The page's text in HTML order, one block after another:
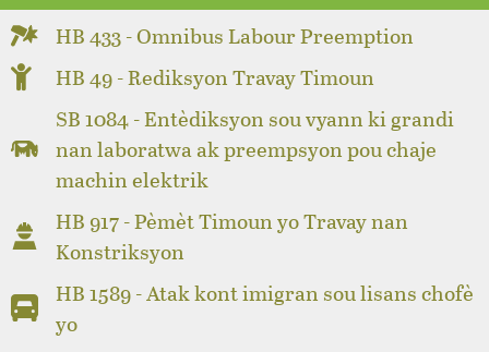
HB 433 - Omnibus Labour Preemption
HB 49 - Rediksyon Travay Timoun
SB 1084 - Entèdiksyon sou vyann ki grandi
nan laboratwa ak preempsyon pou chaje
machin elektrik
HB 917 - Pèmèt Timoun yo Travay nan
Konstriksyon
HB 1589 - Atak kont imigran sou lisans chofè
yo